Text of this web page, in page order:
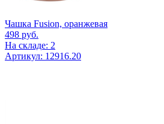
Чашка Fusion, оранжевая
498 руб.
На складе: 2
Артикул: 12916.20